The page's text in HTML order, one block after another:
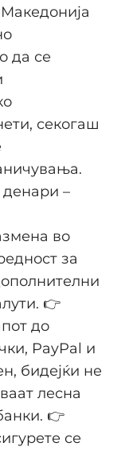
да се
секогаш
–
во
за
👉
до
PayPal и
бидејќи не
лесна
👉
се